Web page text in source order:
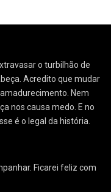
o turbilhão de
Acredito que mudar
Nem
nos causa medo. E no
é o legal da história.
Ficarei feliz com